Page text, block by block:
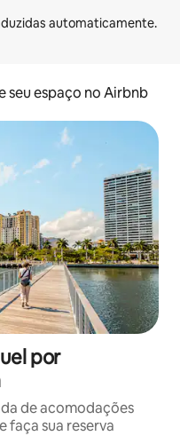
seu espaço no Airbnb
por
de acomodações
faça sua reserva